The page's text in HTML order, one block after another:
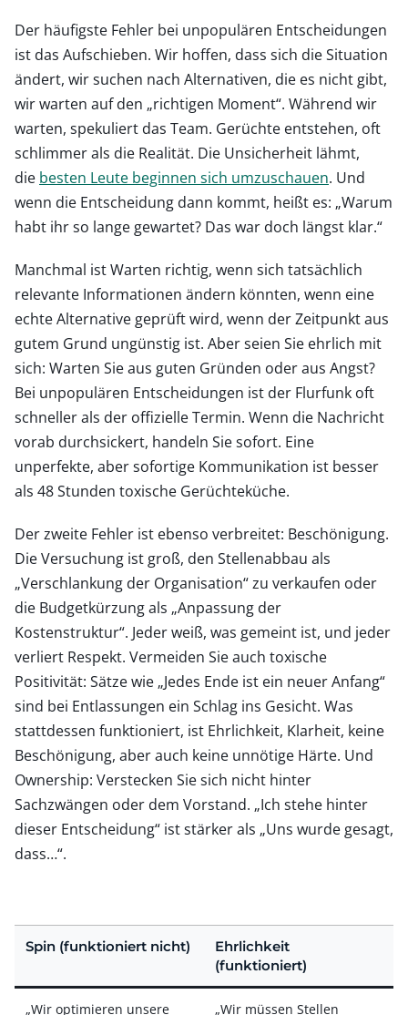
Der häufigste Fehler bei unpopulären Entscheidungen
ist das Aufschieben. Wir hoffen, dass sich die Situation
ändert, wir suchen nach Alternativen, die es nicht gibt,
wir warten auf den „richtigen Moment“. Während wir
warten, spekuliert das Team. Gerüchte entstehen, oft
schlimmer als die Realität. Die Unsicherheit lähmt,
die besten Leute beginnen sich umzuschauen. Und
wenn die Entscheidung dann kommt, heißt es: „Warum
habt ihr so lange gewartet? Das war doch längst klar.“
Manchmal ist Warten richtig, wenn sich tatsächlich
relevante Informationen ändern könnten, wenn eine
echte Alternative geprüft wird, wenn der Zeitpunkt aus
gutem Grund ungünstig ist. Aber seien Sie ehrlich mit
sich: Warten Sie aus guten Gründen oder aus Angst?
Bei unpopulären Entscheidungen ist der Flurfunk oft
schneller als der offizielle Termin. Wenn die Nachricht
vorab durchsickert, handeln Sie sofort. Eine
unperfekte, aber sofortige Kommunikation ist besser
als 48 Stunden toxische Gerüchteküche.
Der zweite Fehler ist ebenso verbreitet: Beschönigung.
Die Versuchung ist groß, den Stellenabbau als
„Verschlankung der Organisation“ zu verkaufen oder
die Budgetkürzung als „Anpassung der
Kostenstruktur“. Jeder weiß, was gemeint ist, und jeder
verliert Respekt. Vermeiden Sie auch toxische
Positivität: Sätze wie „Jedes Ende ist ein neuer Anfang“
sind bei Entlassungen ein Schlag ins Gesicht. Was
stattdessen funktioniert, ist Ehrlichkeit, Klarheit, keine
Beschönigung, aber auch keine unnötige Härte. Und
Ownership: Verstecken Sie sich nicht hinter
Sachzwängen oder dem Vorstand. „Ich stehe hinter
dieser Entscheidung“ ist stärker als „Uns wurde gesagt,
dass…“.
Spin (funktioniert nicht)
Ehrlichkeit
(funktioniert)
„Wir optimieren unsere „Wir müssen Stellen